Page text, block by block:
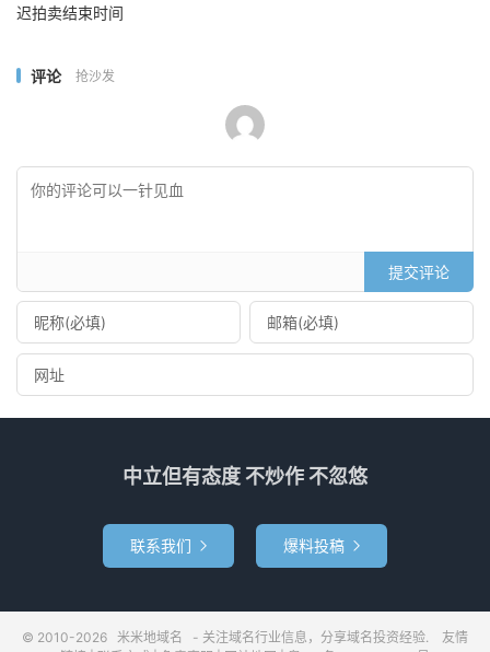
迟拍卖结束时间
评论 抢沙发
提交评论
中立但有态度 不炒作 不忽悠
联系我们  爆料投稿 
© 2010-2026 米米地域名 - 关注域名行业信息，分享域名投资经验. 友情